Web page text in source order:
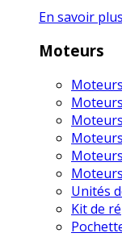
En savoir plus
Moteurs
Unités
Kit de